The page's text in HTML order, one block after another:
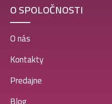
O SPOLOČNOSTI
O nás
Kontakty
Predajne